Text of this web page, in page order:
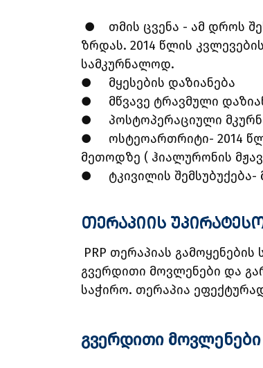
●
თმის ცვენა - ამ დროს
ზრდას. 2014 წლის
სამკურნალოდ.
●
მყესების დაზიანება
●
მწვავე ტრავმული
●
პოსტოპერაციული
●
ოსტეოართრიტი- 2014
მეთოდზე ( ჰიალურონის
●
ტკივილის
თერაპიის
PRP თერაპიას
გვერდითი მოვლენები და
საჭირო. თერაპია
გვერდითი მოვლენები